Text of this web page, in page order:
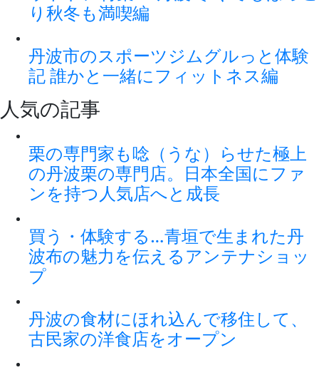
り秋冬も満喫編
丹波市のスポーツジムグルっと体験
記 誰かと一緒にフィットネス編
人気の記事
栗の専門家も唸（うな）らせた極上
の丹波栗の専門店。日本全国にファ
ンを持つ人気店へと成長
買う・体験する…青垣で生まれた丹
波布の魅力を伝えるアンテナショッ
プ
丹波の食材にほれ込んで移住して、
古民家の洋食店をオープン